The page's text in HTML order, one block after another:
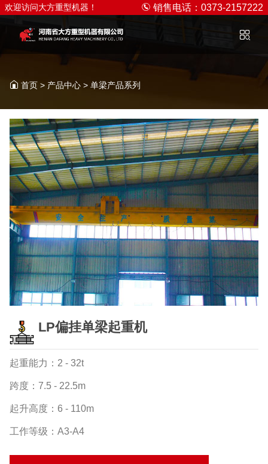
欢迎访问大方重型机器！ 销售电话：0373-2157222
首页 > 产品中心 > 单梁产品系列
LP偏挂单梁起重机
起重能力：2 - 32t
跨度：7.5 - 22.5m
起升高度：6 - 110m
工作等级：A3-A4